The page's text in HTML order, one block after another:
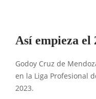
Así empieza el
Godoy Cruz de
en la Liga Profesional
2023.